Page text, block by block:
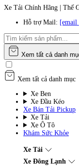
Xe Tải Chính Hãng | Thế
Hỗ trợ Mail: [email
Xem tất cả danh
Xem tất cả danh mục
Xe Ben
Xe Đầu Kéo
Xe Bán Tải Pickup
Xe Tải
Xe Ô Tô
Khám Sức Khỏe
Xe Tải
Xe Đông Lạnh